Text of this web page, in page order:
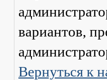
вариантов,
Вернуться к